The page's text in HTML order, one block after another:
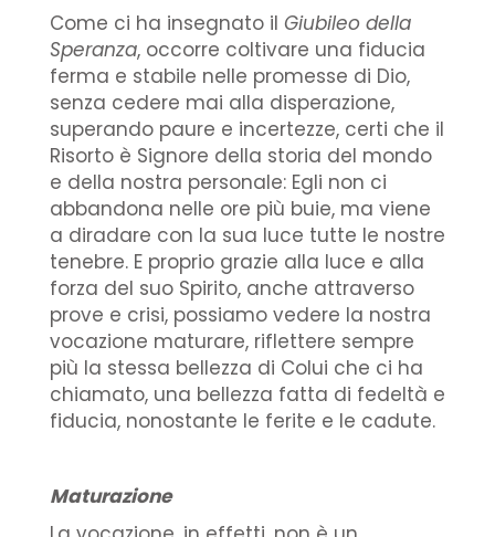
Come ci ha insegnato il Giubileo della
Speranza, occorre coltivare una fiducia
ferma e stabile nelle promesse di Dio,
senza cedere mai alla disperazione,
superando paure e incertezze, certi che il
Risorto è Signore della storia del mondo
e della nostra personale: Egli non ci
abbandona nelle ore più buie, ma viene
a diradare con la sua luce tutte le nostre
tenebre. E proprio grazie alla luce e alla
forza del suo Spirito, anche attraverso
prove e crisi, possiamo vedere la nostra
vocazione maturare, riflettere sempre
più la stessa bellezza di Colui che ci ha
chiamato, una bellezza fatta di fedeltà e
fiducia, nonostante le ferite e le cadute.
Maturazione